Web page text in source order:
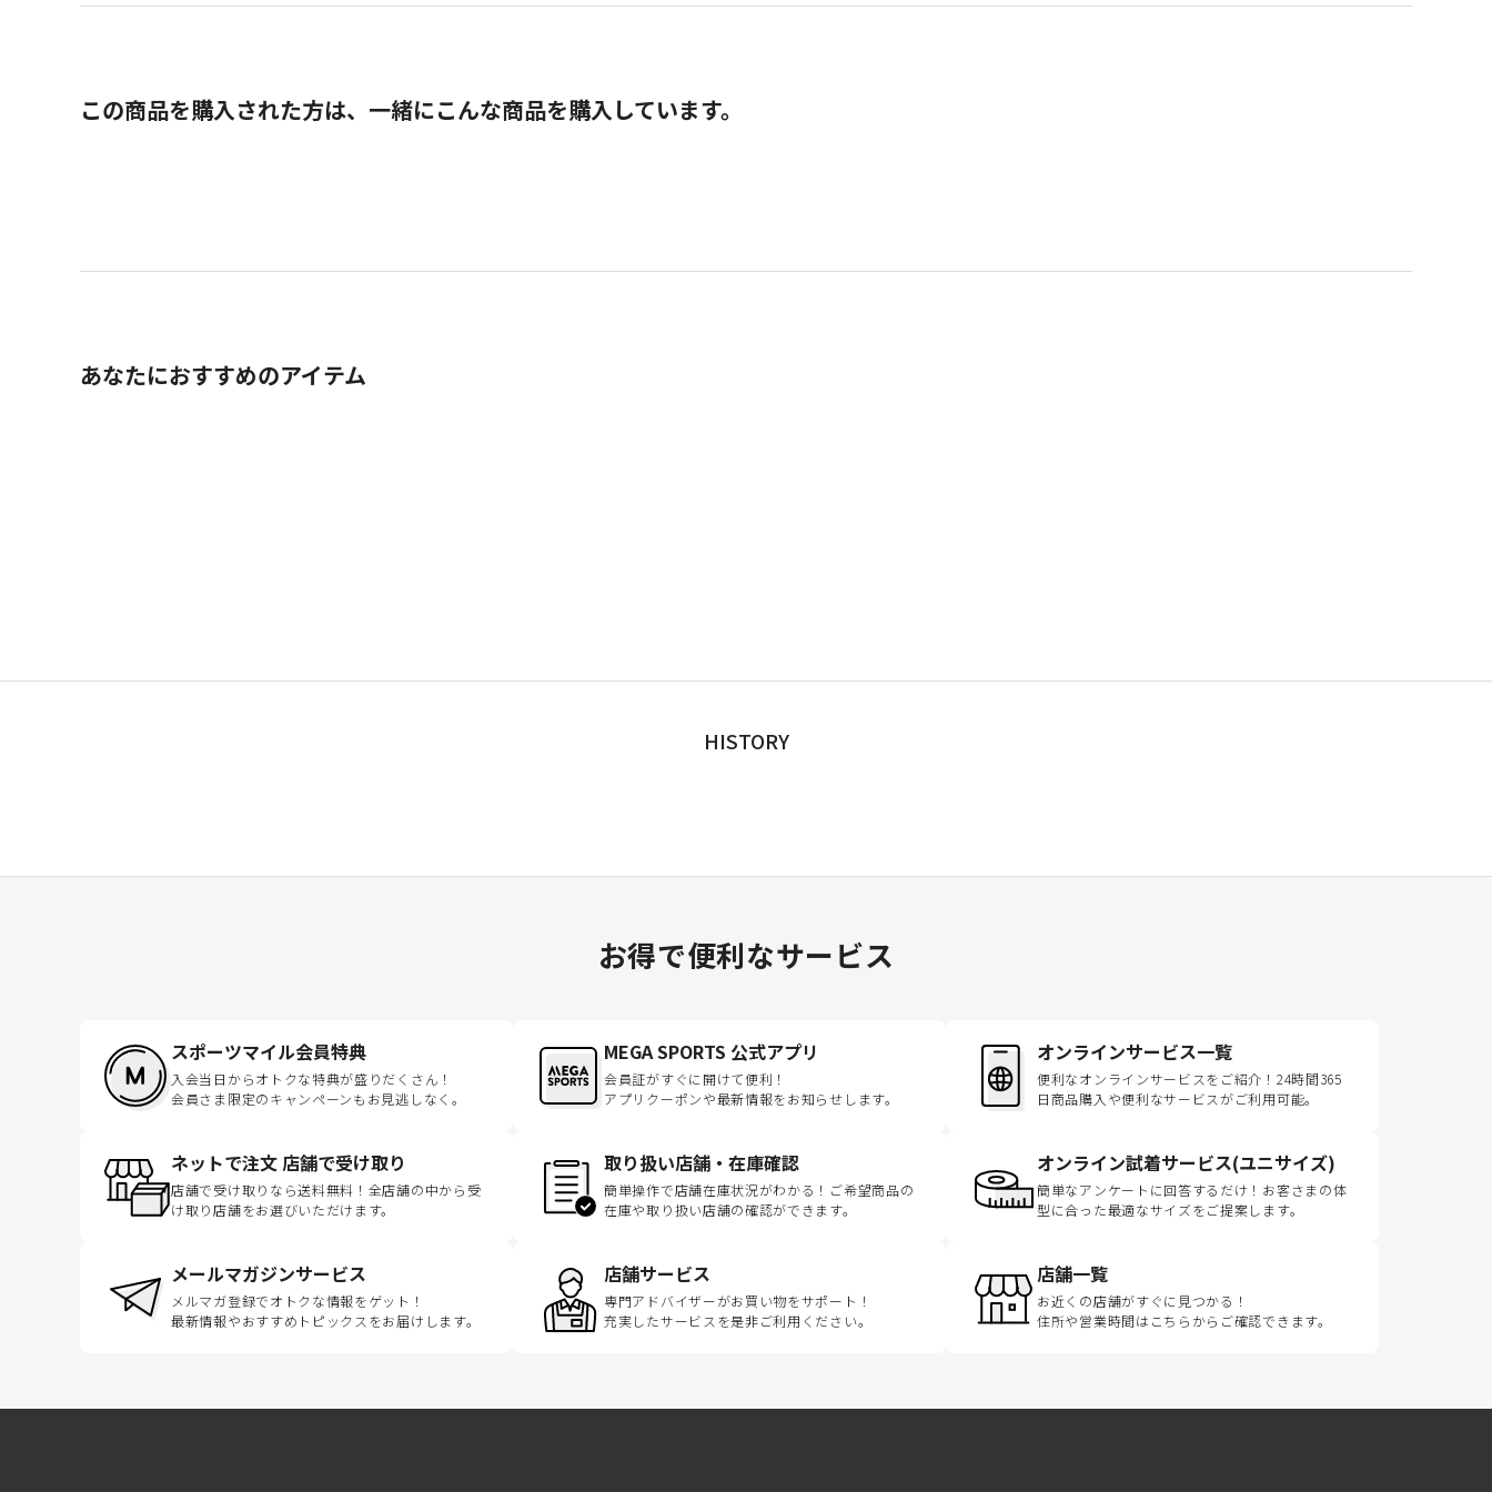
この商品を購入された方は、一緒にこんな商品を購入しています。
あなたにおすすめのアイテム
HISTORY
お得で便利なサービス
スポーツマイル会員特典
入会当日からオトクな特典が盛りだくさん！
会員さま限定のキャンペーンもお見逃しなく。
MEGA SPORTS 公式アプリ
会員証がすぐに開けて便利！
アプリクーポンや最新情報をお知らせします。
オンラインサービス一覧
便利なオンラインサービスをご紹介！24時間365
日商品購入や便利なサービスがご利用可能。
ネットで注文 店舗で受け取り
店舗で受け取りなら送料無料！全店舗の中から受
け取り店舗をお選びいただけます。
取り扱い店舗・在庫確認
簡単操作で店舗在庫状況がわかる！ご希望商品の
在庫や取り扱い店舗の確認ができます。
オンライン試着サービス(ユニサイズ)
簡単なアンケートに回答するだけ！お客さまの体
型に合った最適なサイズをご提案します。
メールマガジンサービス
メルマガ登録でオトクな情報をゲット！
最新情報やおすすめトピックスをお届けします。
店舗サービス
専門アドバイザーがお買い物をサポート！
充実したサービスを是非ご利用ください。
店舗一覧
お近くの店舗がすぐに見つかる！
住所や営業時間はこちらからご確認できます。